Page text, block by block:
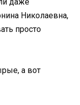
Николаевна,
просто
а вот